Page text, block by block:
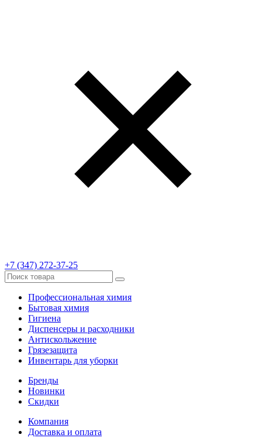
+7 (347) 272-37-25
Профессиональная химия
Бытовая химия
Гигиена
Диспенсеры и расходники
Антискольжение
Грязезащита
Инвентарь для уборки
Бренды
Новинки
Скидки
Компания
Доставка и оплата